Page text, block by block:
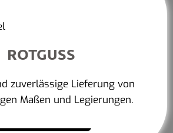
ROTGUSS
zuverlässige Lieferung von
Maßen und Legierungen.